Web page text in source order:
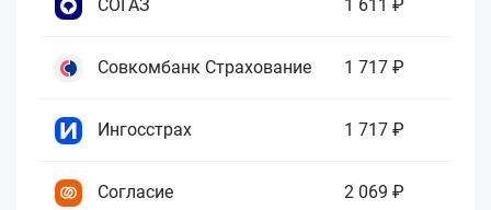
СОГАЗ 1 611 ₽
Совкомбанк Страхование 1 717 ₽
Ингосстрах 1 717 ₽
Согласие 2 069 ₽